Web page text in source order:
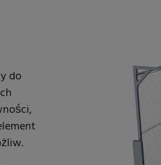
do